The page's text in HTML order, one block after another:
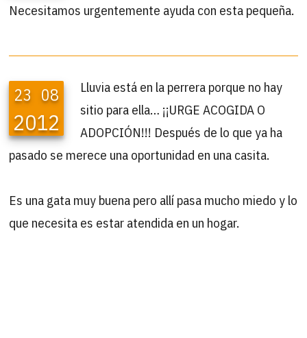
Necesitamos urgentemente ayuda con esta pequeña.
23 08
2012
Lluvia está en la perrera porque no hay
sitio para ella… ¡¡URGE ACOGIDA O
ADOPCIÓN!!! Después de lo que ya ha
pasado se merece una oportunidad en una casita.
Es una gata muy buena pero allí pasa mucho miedo y lo
que necesita es estar atendida en un hogar.